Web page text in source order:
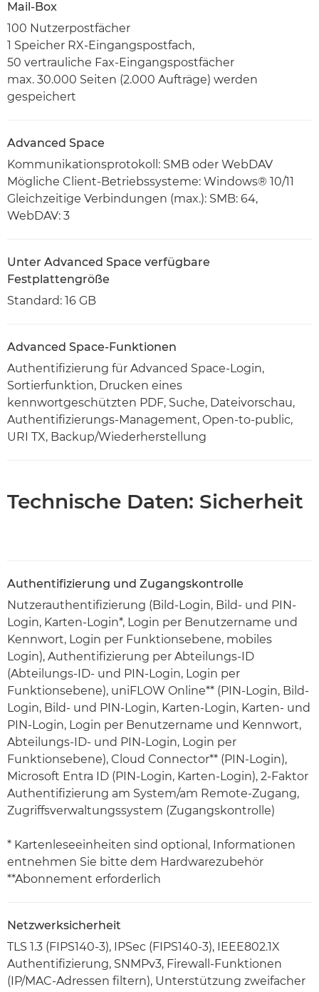
Mail-Box
100 Nutzerpostfächer
1 Speicher RX-Eingangspostfach,
50 vertrauliche Fax-Eingangspostfächer
max. 30.000 Seiten (2.000 Aufträge) werden
gespeichert
Advanced Space
Kommunikationsprotokoll: SMB oder WebDAV
Mögliche Client-Betriebssysteme: Windows® 10/11
Gleichzeitige Verbindungen (max.): SMB: 64,
WebDAV: 3
Unter Advanced Space verfügbare
Festplattengröße
Standard: 16 GB
Advanced Space-Funktionen
Authentifizierung für Advanced Space-Login,
Sortierfunktion, Drucken eines
kennwortgeschützten PDF, Suche, Dateivorschau,
Authentifizierungs-Management, Open-to-public,
URI TX, Backup/Wiederherstellung
Technische Daten: Sicherheit
Authentifizierung und Zugangskontrolle
Nutzerauthentifizierung (Bild-Login, Bild- und PIN-
Login, Karten-Login*, Login per Benutzername und
Kennwort, Login per Funktionsebene, mobiles
Login), Authentifizierung per Abteilungs-ID
(Abteilungs-ID- und PIN-Login, Login per
Funktionsebene), uniFLOW Online** (PIN-Login, Bild-
Login, Bild- und PIN-Login, Karten-Login, Karten- und
PIN-Login, Login per Benutzername und Kennwort,
Abteilungs-ID- und PIN-Login, Login per
Funktionsebene), Cloud Connector** (PIN-Login),
Microsoft Entra ID (PIN-Login, Karten-Login), 2-Faktor
Authentifizierung am System/am Remote-Zugang,
Zugriffsverwaltungssystem (Zugangskontrolle)
* Kartenleseeinheiten sind optional, Informationen
entnehmen Sie bitte dem Hardwarezubehör
**Abonnement erforderlich
Netzwerksicherheit
TLS 1.3 (FIPS140-3), IPSec (FIPS140-3), IEEE802.1X
Authentifizierung, SNMPv3, Firewall-Funktionen
(IP/MAC-Adressen filtern), Unterstützung zweifacher